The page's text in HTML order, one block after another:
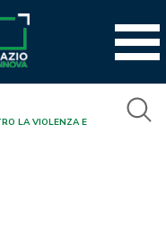
LA VIOLENZA E